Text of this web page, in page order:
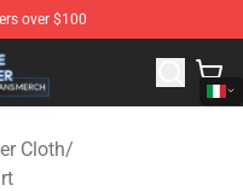
over $100
Shop - Official Sword Of
Cloth/